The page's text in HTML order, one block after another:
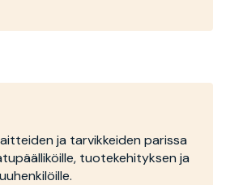
ja tarvikkeiden parissa
tuotekehityksen ja